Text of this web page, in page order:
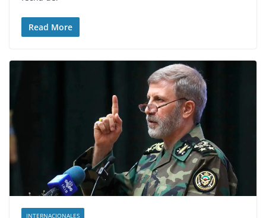
Read More
INTERNACIONALES